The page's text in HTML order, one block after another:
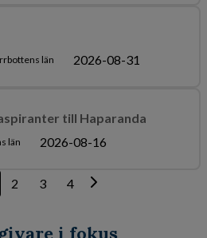
län 2026-08-31
till Haparanda
län 2026-08-16
2 3 4
i fokus